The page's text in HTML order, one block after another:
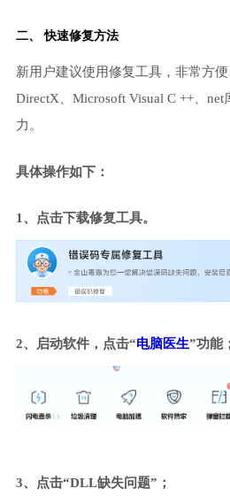
二、 快速修复方法
新用户建议使用修复工具，非常方
DirectX、Microsoft Visual C ++、
力。
具体操作如下：
1、点击下载修复工具。
2、启动软件，点击“电脑医生”功能；
3、点击“DLL缺失问题”；